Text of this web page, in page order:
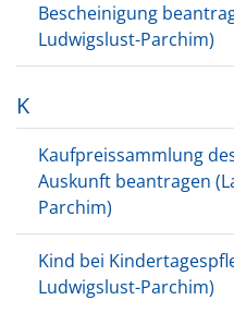
Bescheinigung
Ludwigslust-Parchim)
K
Kaufpreissammlung
Auskunft beantragen
Parchim)
Kind bei
Ludwigslust-Parchim)